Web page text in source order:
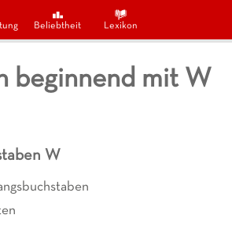
Beliebtheit Lexikon
beginnend mit W
W